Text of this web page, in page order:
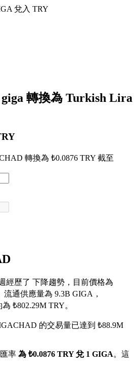
永續合約
的永續合約
及大宗商品衍生性商品
兌入 TRY
giga 轉換為 Turkish Lira
轉換為 ₺0.0876 TRY 截至
經歷了 下降趨勢，目前價格為
流通供應量為 9.3B GIGA，
₺802.29M TRY。
的交易量已達到 ₺88.9M
率 為 ₺0.0876 TRY 兌 1 GIGA。這